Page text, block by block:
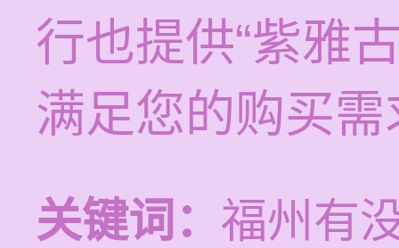
行也提供“紫雅
满足您的购买需
关键词： 福州有